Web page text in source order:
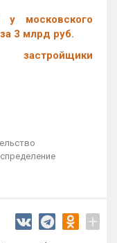
у московского
3 млрд руб.
+